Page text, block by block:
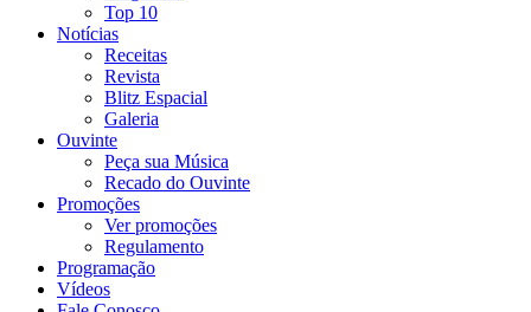
Top 10
Notícias
Receitas
Revista
Blitz Espacial
Galeria
Ouvinte
Peça sua Música
Recado do Ouvinte
Promoções
Ver promoções
Regulamento
Programação
Vídeos